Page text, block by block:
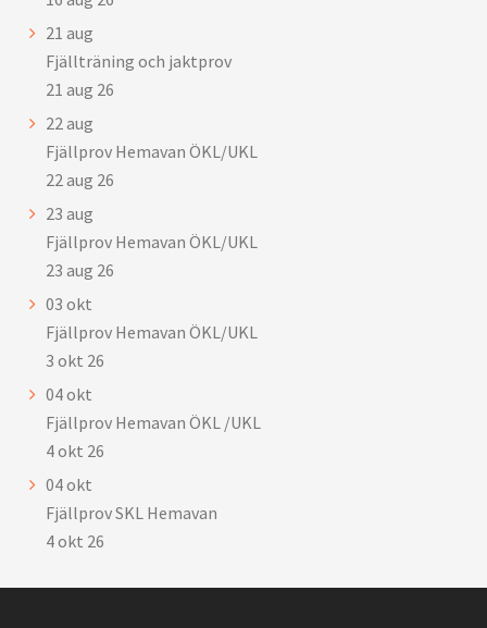
21 aug
Fjällträning och jaktprov
21 aug 26
22aug
Fjällprov Hemavan ÖKL/UKL
22 aug 26
23 aug
Fjällprov Hemavan ÖKL/UKL
23 aug 26
03 okt
Fjällprov Hemavan ÖKL/UKL
3 okt 26
04okt
Fjällprov Hemavan ÖKL /UKL
4 okt 26
04okt
Fjällprov SKL Hemavan
4 okt 26